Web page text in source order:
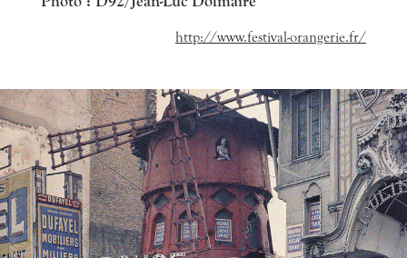
http://www.festival-orangerie.fr/